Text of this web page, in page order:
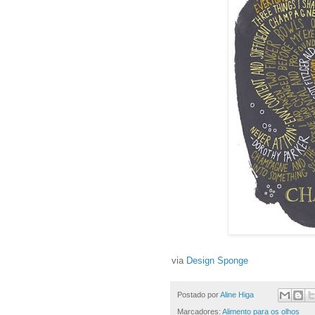
via Design Sponge
Postado porAline Higa
Marcadores: Alimento para os olhos